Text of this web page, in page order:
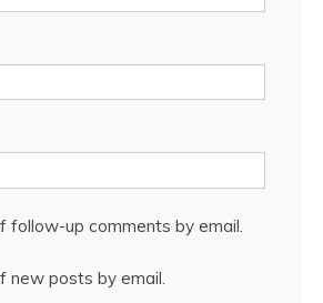
follow-up comments by email.
new posts by email.